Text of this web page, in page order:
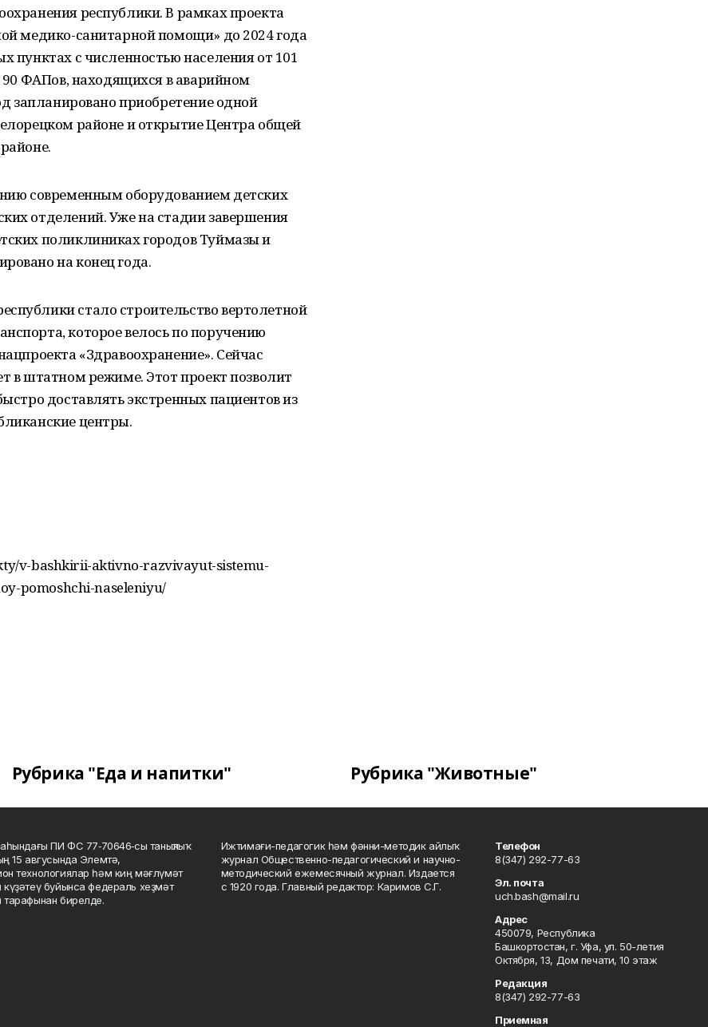
республики. В рамках проекта
медико-санитарной помощи» до 2024 года
пунктах с численностью населения от 101
ФАПов, находящихся в аварийном
запланировано приобретение одной
районе и открытие Центра общей
современным оборудованием детских
отделений. Уже на стадии завершения
поликлиниках городов Туймазы и
на конец года.
стало строительство вертолетной
которое велось по поручению
«Здравоохранение». Сейчас
в штатном режиме. Этот проект позволит
доставлять экстренных пациентов из
центры.
v-bashkirii-aktivno-razvivayut-sistemu-
pomoshchi-naseleniyu/
Рубрика "Еда и напитки" Рубрика "Животные"
ПИ ФС 77‑70646‑сы таныҡлыҡ
15 авгусында Элемтә,
технологиялар һәм киң мәғлүмәт
буйынса федераль хеҙмәт
бирелде.
Ижтимағи-педагогик һәм фәнни-методик айлыҡ
журнал Общественно-педагогический и научно-
методический ежемесячный журнал. Издается
с 1920 года. Главный редактор: Каримов С.Г.
Телефон
8(347) 292-77-63
Эл. почта
uch.bash@mail.ru
Адрес
450079, Республика
Башкортостан, г. Уфа, ул. 50-летия
Октября, 13, Дом печати, 10 этаж
Редакция
8(347) 292-77-63
Приемная